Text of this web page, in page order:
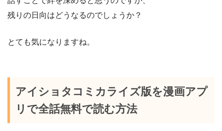
残りの日向はどうなるのでしょうか？
とても気になりますね。
アイショタコミカライズ版を漫画アプ
リで全話無料で読む方法